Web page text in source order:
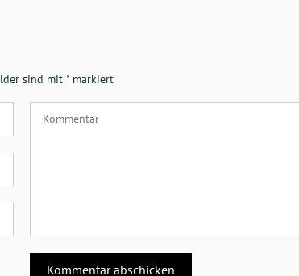
sind mit *markiert